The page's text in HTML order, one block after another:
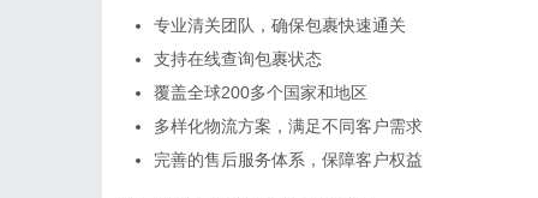
专业清关团队，确保包裹快速通关
支持在线查询包裹状态
覆盖全球200多个国家和地区
多样化物流方案，满足不同客户需求
完善的售后服务体系，保障客户权益